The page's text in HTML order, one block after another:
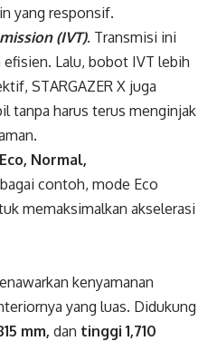
yang responsif.
(IVT). Transmisi ini
Lalu, bobot IVT lebih
STARGAZER X juga
tanpa harus terus menginjak
Eco, Normal,
contoh, mode Eco
memaksimalkan akselerasi
kenyamanan
yang luas. Didukung
mm, dan tinggi 1,710